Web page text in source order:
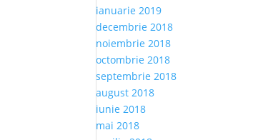
ianuarie 2019
decembrie 2018
noiembrie 2018
octombrie 2018
septembrie 2018
august 2018
iunie 2018
mai 2018